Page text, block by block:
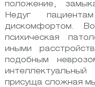
положение,
Недуг
дискомфортом.
психическая
иными
подобным
присуща сложная